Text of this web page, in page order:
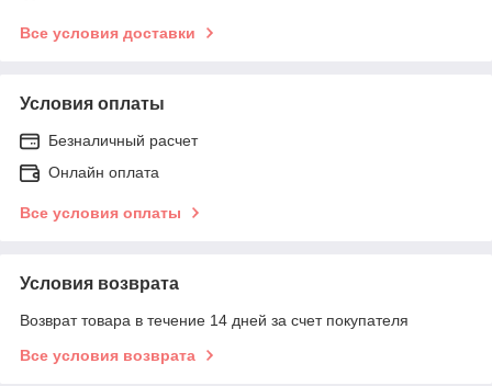
Все условия доставки
Условия оплаты
Безналичный расчет
Онлайн оплата
Все условия оплаты
Условия возврата
Возврат товара в течение 14 дней за счет покупателя
Все условия возврата